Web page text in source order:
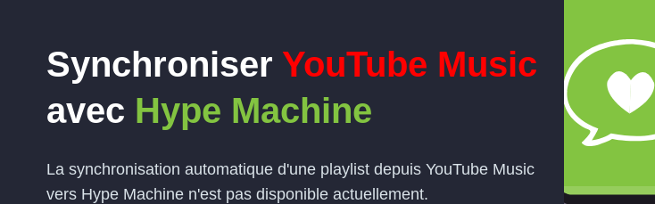
Synchroniser YouTube Music
avec Hype Machine
La synchronisation automatique d'une playlist depuis YouTube Music
vers Hype Machine n'est pas disponible actuellement.